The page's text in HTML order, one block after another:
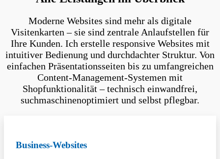
Moderne Websites sind mehr als digitale
Visitenkarten – sie sind zentrale Anlaufstellen für
Ihre Kunden. Ich erstelle responsive Websites mit
intuitiver Bedienung und durchdachter Struktur. Von
einfachen Präsentationsseiten bis zu umfangreichen
Content-Management-Systemen mit
Shopfunktionalität – technisch einwandfrei,
suchmaschinenoptimiert und selbst pflegbar.
Business-Websites